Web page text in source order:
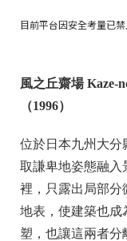
目前平台因安全考量已
風之丘齋場 Kaze-
（1996）
位於日本九州大分
取謙卑地姿態融入
裡，只露出局部分
地表，使建築也成
塑，也讓這兩者